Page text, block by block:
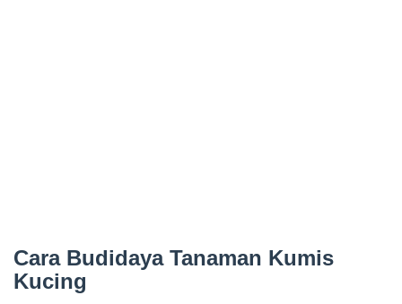
Cara Budidaya Tanaman Kumis
Kucing